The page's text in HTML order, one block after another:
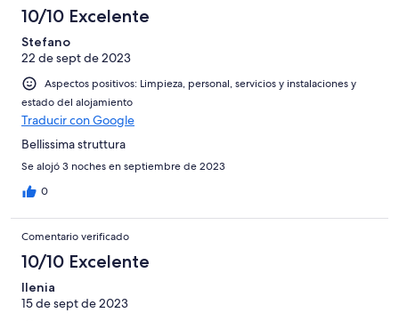
10/10 Excelente
Stefano
22 de sept de 2023
Aspectos positivos: Limpieza, personal, servicios y instalaciones y
estado del alojamiento
Traducir con Google
Bellissima struttura
Se alojó 3 noches en septiembre de 2023
0
Comentario verificado
10/10 Excelente
Ilenia
15 de sept de 2023